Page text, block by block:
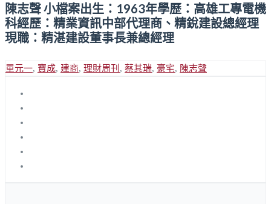
陳志聲 小檔案出生：1963年學歷：高雄工專電機
科經歷：精業資訊中部代理商、精銳建設總經理
現職：精湛建設董事長兼總經理
單元一, 寶成, 建商, 理財周刊 , 蔡其瑞, 豪宅, 陳志聲